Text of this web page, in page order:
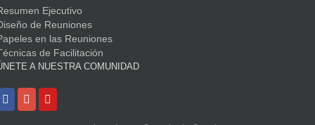
Ejecutivo
de Reuniones
en las Reuniones
de Facilitación
A NUESTRA COMUNIDAD